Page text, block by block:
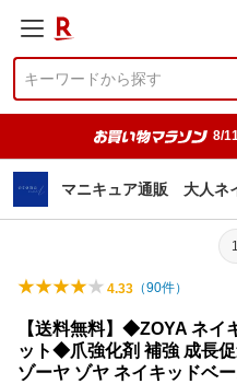
8/
マニキュア通販 大人ネ
4.33 （90件）
【送料無料】◆ZOYA ネイ
ット◆爪強化剤 補強 成長
ゾーヤ ゾヤ ネイキッドベ